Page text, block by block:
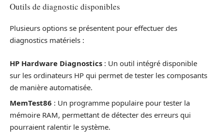
Outils de diagnostic disponibles
Plusieurs options se présentent pour effectuer des
diagnostics matériels :
HP Hardware Diagnostics : Un outil intégré disponible
sur les ordinateurs HP qui permet de tester les composants
de manière automatisée.
MemTest86 : Un programme populaire pour tester la
mémoire RAM, permettant de détecter des erreurs qui
pourraient ralentir le système.